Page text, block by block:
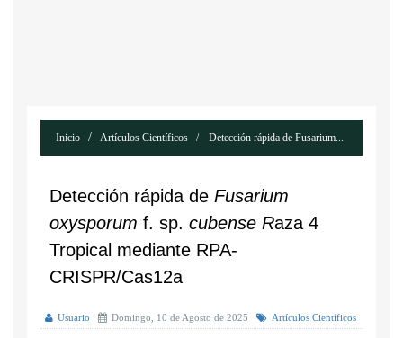
Inicio Artículos Científicos Detección rápida de Fusarium...
Detección rápida de Fusarium
oxysporum f. sp. cubense Raza 4
Tropical mediante RPA-
CRISPR/Cas12a
Usuario Domingo, 10 de Agosto de 2025 Artículos Científicos